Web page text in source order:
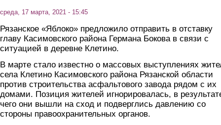
среда, 17 марта, 2021 - 15:45
Рязанское «Яблоко» предложило отправить в отставку
главу Касимовского района Германа Бокова в связи с
ситуацией в деревне Клетино.
В марте стало известно о массовых выступлениях
села Клетино Касимовского района Рязанской области
против строительства асфальтового завода рядом с их
домами. Позиция жителей игнорировалась, в
чего они вышли на сход и подверглись давлению со
стороны правоохранительных органов.